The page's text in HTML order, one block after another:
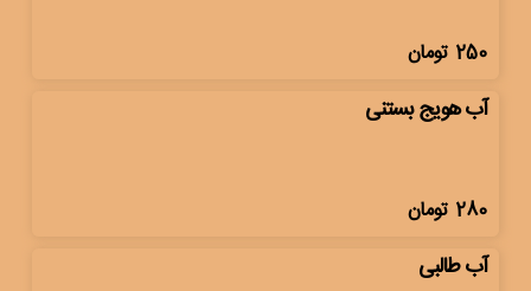
250 تومان
آب هویج بستنی
280 تومان
آب طالبی